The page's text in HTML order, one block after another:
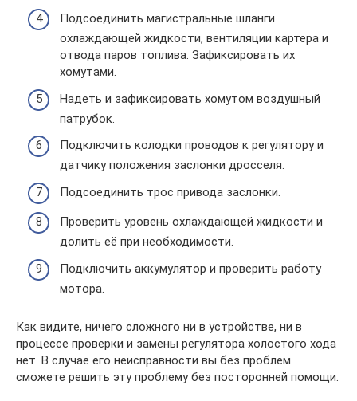
Подсоединить магистральные шланги
охлаждающей жидкости, вентиляции картера и
отвода паров топлива. Зафиксировать их
хомутами.
Надеть и зафиксировать хомутом воздушный
патрубок.
Подключить колодки проводов к регулятору и
датчику положения заслонки дросселя.
Подсоединить трос привода заслонки.
Проверить уровень охлаждающей жидкости и
долить её при необходимости.
Подключить аккумулятор и проверить работу
мотора.
Как видите, ничего сложного ни в устройстве, ни в
процессе проверки и замены регулятора холостого хода
нет. В случае его неисправности вы без проблем
сможете решить эту проблему без посторонней помощи.